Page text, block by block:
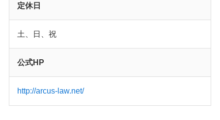
定休日
土、日、祝
公式HP
http://arcus-law.net/